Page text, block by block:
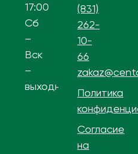
17:00
Сб
–
Вск
–
выходной
(831)
262-
10-
66
Политика
Согласие
на